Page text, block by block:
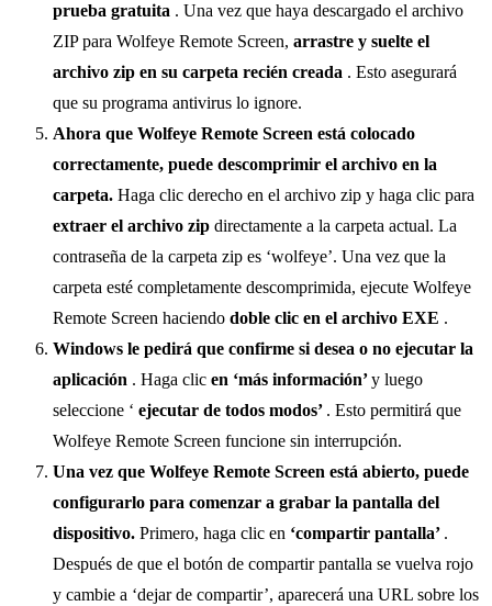
prueba gratuita . Una vez que haya descargado el archivo
ZIP para Wolfeye Remote Screen, arrastre y suelte el
archivo zip en su carpeta recién creada . Esto asegurará
que su programa antivirus lo ignore.
Ahora que Wolfeye Remote Screen está colocado
correctamente, puede descomprimir el archivo en la
carpeta. Haga clic derecho en el archivo zip y haga clic para
extraer el archivo zip directamente a la carpeta actual. La
contraseña de la carpeta zip es ‘wolfeye’. Una vez que la
carpeta esté completamente descomprimida, ejecute Wolfeye
Remote Screen haciendo doble clic en el archivo EXE .
Windows le pedirá que confirme si desea o no ejecutar la
aplicación . Haga clic en ‘más información’y luego
seleccione ‘ ejecutar de todos modos’ . Esto permitirá que
Wolfeye Remote Screen funcione sin interrupción.
Una vez que Wolfeye Remote Screen está abierto, puede
configurarlo para comenzar a grabar la pantalla del
dispositivo. Primero, haga clic en ‘compartir pantalla’ .
Después de que el botón de compartir pantalla se vuelva rojo
y cambie a ‘dejar de compartir’, aparecerá una URL sobre los